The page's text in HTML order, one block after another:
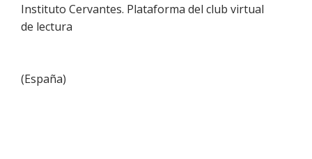
Instituto Cervantes. Plataforma del club virtual
de lectura
(España)